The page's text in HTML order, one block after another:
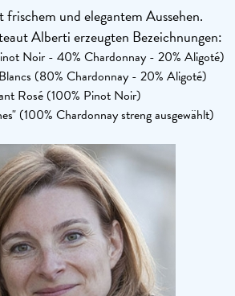
und elegantem Aussehen.
Alberti erzeugten Bezeichnungen:
Noir - 40% Chardonnay - 20% Aligoté)
(80% Chardonnay - 20% Aligoté)
Rosé (100% Pinot Noir)
(100% Chardonnay streng ausgewählt)